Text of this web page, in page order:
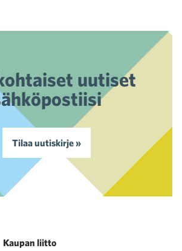
uutiset
Tilaa uutiskirje »
Kaupan liitto